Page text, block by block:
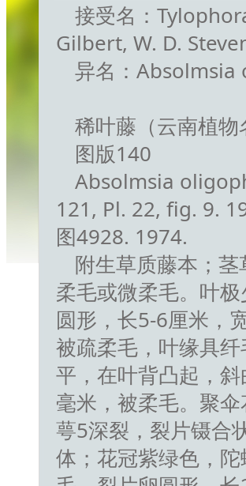
接受名：
Gilbert, W. D.
异名：
稀叶藤（云南植物
图版140
Absolmsia
121, Pl. 22, fig. 9.
图4928. 1974.
附生草质藤本；
柔毛或微柔毛。叶
圆形，长5-6厘米，
被疏柔毛，叶缘具
平，在叶背凸起，
毫米，被柔毛。聚
萼5深裂，裂片镊合
体；花冠紫绿色，